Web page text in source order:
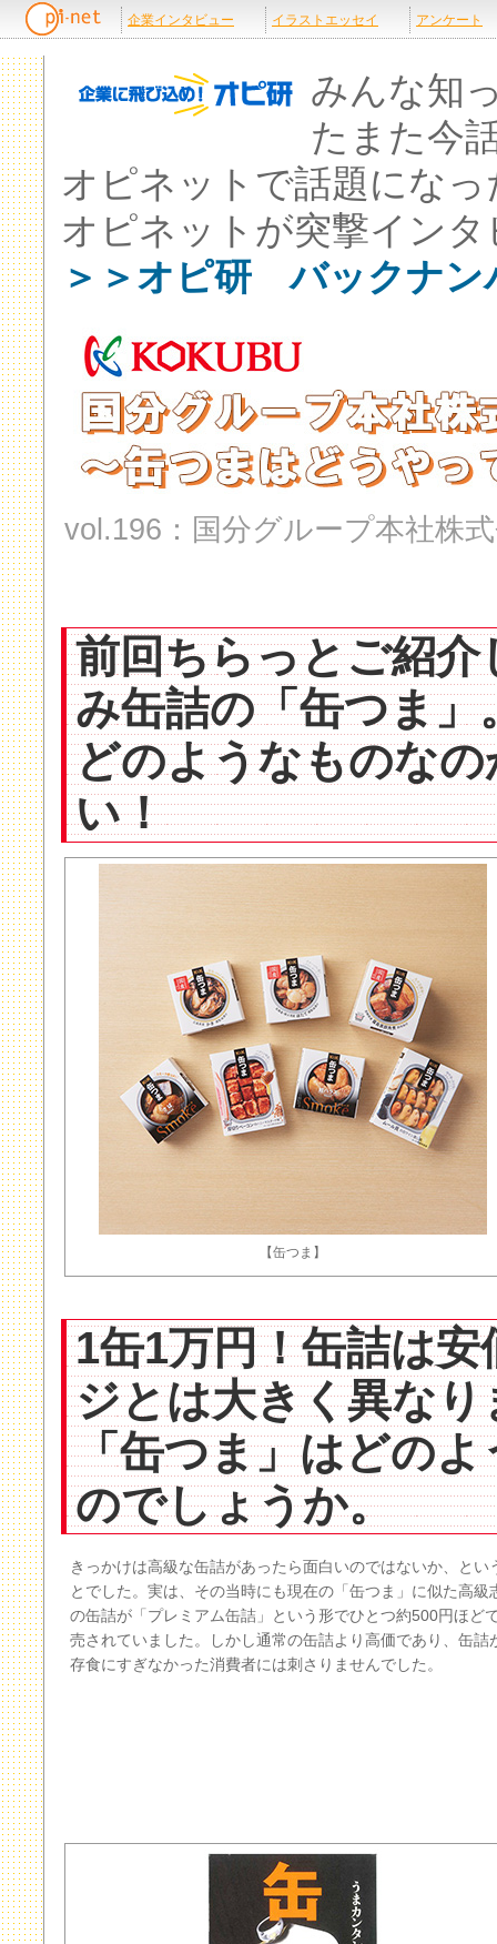
みんな知
たまた今
オピネットで話題にな
オピネットが突撃インタ
＞＞オピ研 バックナン
vol.196：国分グループ本社株
前回ちらっとご紹
み缶詰の「缶つま」
どのようなものな
い！
【缶つま】
1缶1万円！缶詰は
ジとは大きく異なり
「缶つま」はどの
のでしょうか。
きっかけは高級な缶詰があったら面白いのではないか、とい
とでした。実は、その当時にも現在の「缶つま」に似た高級
の缶詰が「プレミアム缶詰」という形でひとつ約500円ほど
売されていました。しかし通常の缶詰より高価であり、缶詰
存食にすぎなかった消費者には刺さりませんでした。